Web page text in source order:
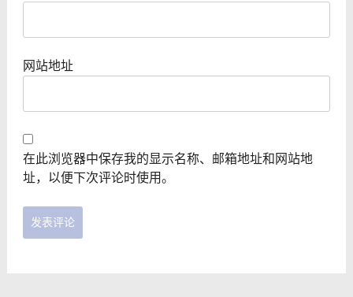
网站地址
在此浏览器中保存我的显示名称、邮箱地址和网站地
址，以便下次评论时使用。